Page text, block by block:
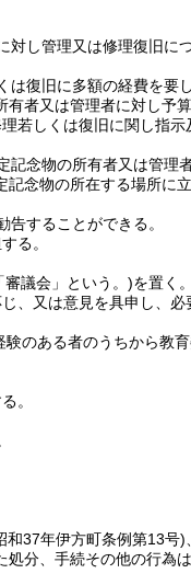
し管理又は修理復旧に
復旧に多額の経費を要
者又は管理者に対し予
若しくは復旧に関し指示
念物の所有者又は管
念物の所在する場所に
することができる。
る。
審議会」という。)を置く。
、又は意見を具申し、必
のある者のうちから教育
。
和37年伊方町条例第13号)
処分、手続その他の行為